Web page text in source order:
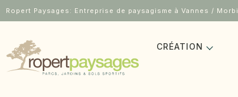
Ropert Paysages: Entreprise de paysagisme à Vannes /
CRÉATION